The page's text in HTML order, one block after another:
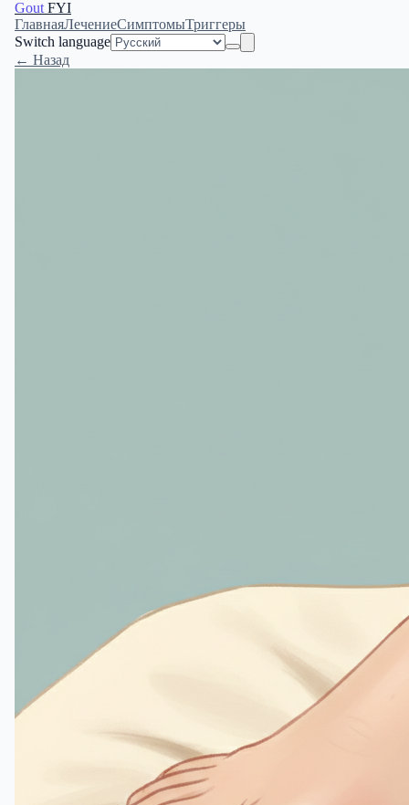
Gout FYI
ГлавнаяЛечениеСимптомыТриггеры
Switch language
← Назад